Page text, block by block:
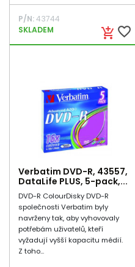
add_shopping_cart favorite_border
P/N:43744
SKLADEM
Verbatim DVD-R, 43557,
DataLife PLUS, 5-pack,...
DVD-R ColourDisky DVD-R
společnosti Verbatim byly
navrženy tak, aby vyhovovaly
potřebám uživatelů, kteří
vyžadují vyšší kapacitu médií.
Z toho...